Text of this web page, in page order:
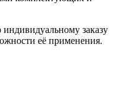
заказу
её применения.